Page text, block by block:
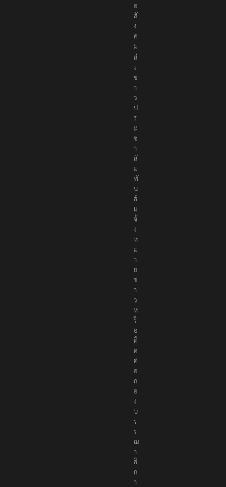
อ
สั
ง
ค
ม
ส่
ง
ข่
า
ว
ป
ร
ะ
ช
า
สั
ม
พั
น
ธ์
แ
จ้
ง
ห
ม
า
ย
ข่
า
ว
ห
รื
อ
ติ
ด
ต่
อ
ก
อ
ง
บ
ร
ร
ณ
า
ธิ
ก
า